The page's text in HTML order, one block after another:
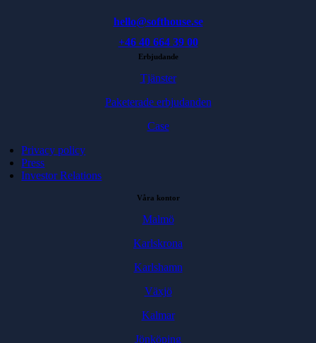
hello@softhouse.se
+46 40 664 39 00
Erbjudande
Tjänster
Paketerade erbjudanden
Case
Privacy policy
Press
Investor Relations
Våra kontor
Malmö
Karlskrona
Karlshamn
Växjö
Kalmar
Jönköping